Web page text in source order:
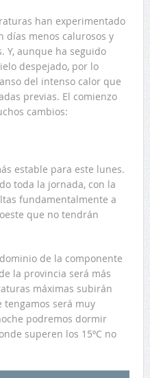
han experimentado
días menos calurosos y
Y, aunque ha seguido
despejado, por lo
del intenso calor que
previas. El comienzo
cambios:
estable para este lunes.
toda la jornada, con la
fundamentalmente a
que no tendrán
de la componente
la provincia será más
máximas subirán
tengamos será muy
podremos dormir
superen los 15ºC no